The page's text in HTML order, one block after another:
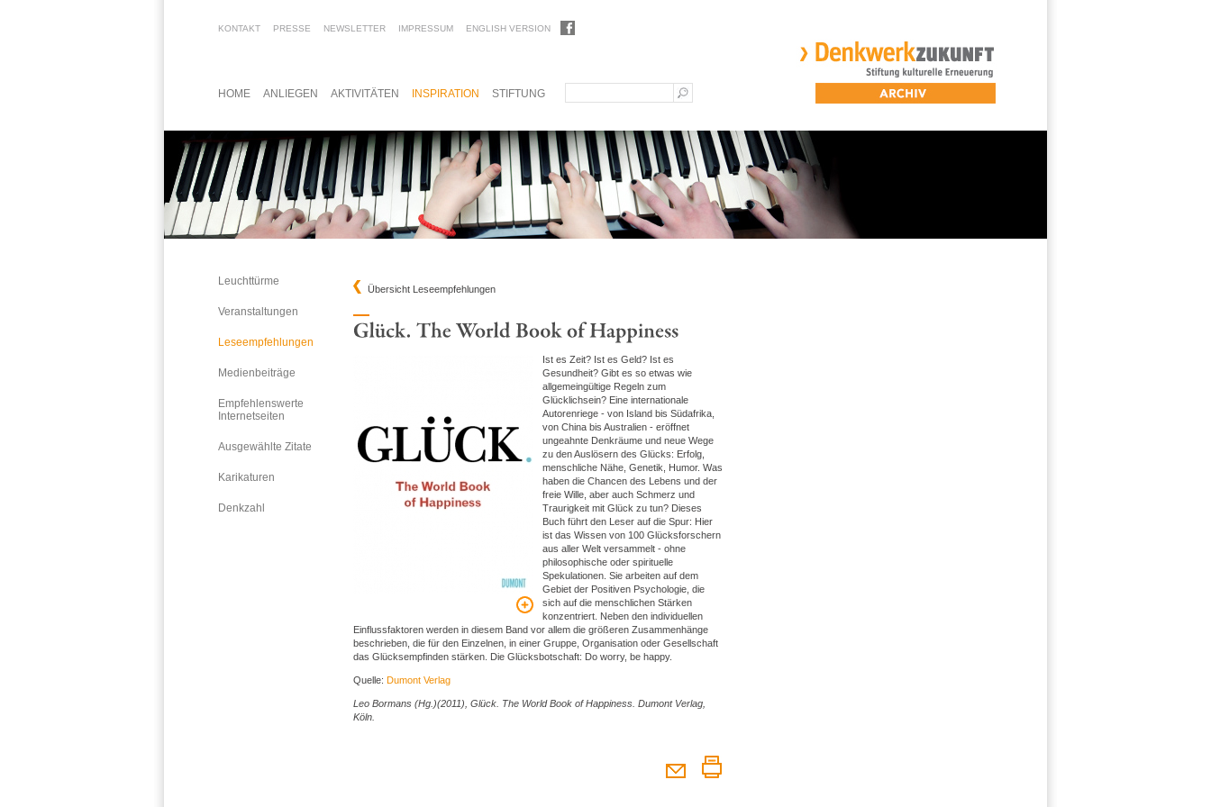
HOME ANLIEGEN AKTIVITÄTEN INSPIRATION STIFTUNG
Leuchttürme
Veranstaltungen
Leseempfehlungen
Medienbeiträge
Empfehlenswerte
Internetseiten
Ausgewählte Zitate
Karikaturen
Denkzahl
Übersicht Leseempfehlungen
Ist es Zeit? Ist es Geld? Ist es
Gesundheit? Gibt es so etwas wie
allgemeingültige Regeln zum
Glücklichsein? Eine internationale
Autorenriege - von Island bis Südafrika,
von China bis Australien - eröffnet
ungeahnte Denkräume und neue Wege
zu den Auslösern des Glücks: Erfolg,
menschliche Nähe, Genetik, Humor. Was
haben die Chancen des Lebens und der
freie Wille, aber auch Schmerz und
Traurigkeit mit Glück zu tun? Dieses
Buch führt den Leser auf die Spur: Hier
ist das Wissen von 100 Glücksforschern
aus aller Welt versammelt - ohne
philosophische oder spirituelle
Spekulationen. Sie arbeiten auf dem
Gebiet der Positiven Psychologie, die
sich auf die menschlichen Stärken
konzentriert. Neben den individuellen
Einflussfaktoren werden in diesem Band vor allem die größeren Zusammenhänge
beschrieben, die für den Einzelnen, in einer Gruppe, Organisation oder Gesellschaft
das Glücksempfinden stärken. Die Glücksbotschaft: Do worry, be happy.
Quelle: Dumont Verlag
Leo Bormans (Hg.)(2011), Glück. The World Book of Happiness. Dumont Verlag,
Köln.
KONTAKT PRESSE NEWSLETTER IMPRESSUM ENGLISH VERSION